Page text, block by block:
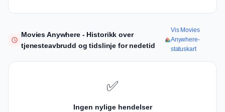
Movies Anywhere - Historikk over
tjenesteavbrudd og tidslinje for nedetid
Vis Movies
Anywhere-
statuskart
✅
Ingen nylige hendelser